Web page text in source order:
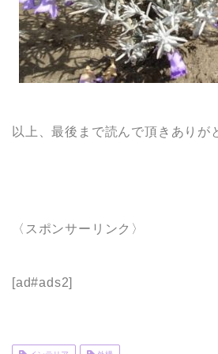
以上、最後まで読んで頂きありが
〈スポンサーリンク〉
[ad#ads2]